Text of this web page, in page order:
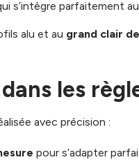
s’intègre parfaitement
alu et au grand clair
les
avec précision :
pour s’adapter